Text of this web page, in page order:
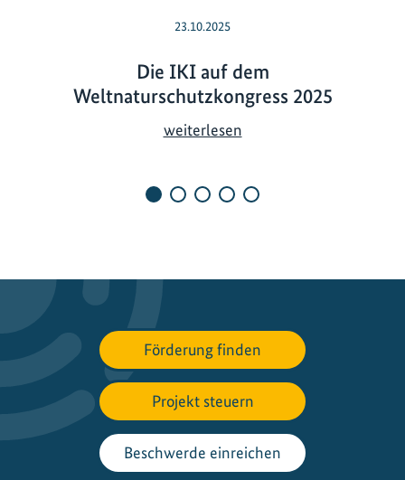
23.10.2025
Die IKI auf dem
Weltnaturschutzkongress 2025
weiterlesenD
I
d
e
m
W
e
l
t
Förderung finden
Projekt steuern
Beschwerde einreichen